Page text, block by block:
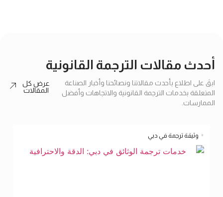
أحدث مقالات الترجمة القانونية
ابقَ على اطلاع بأحدث مقالاتنا ونصائحنا وأخبار الصناعة
المتعلقة بخدمات الترجمة القانونية والاتجاهات وأفضل
الممارسات.
عرض كل
المقالات
وثيقة ترجمة في دبي